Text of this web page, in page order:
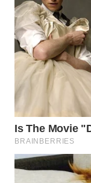
WN
SEMARANG
WN
WN
BOROBUDUR
WN
MADURA